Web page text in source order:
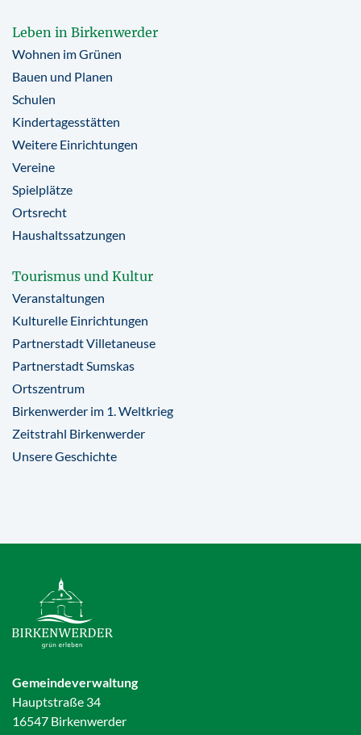
Leben in Birkenwerder
Wohnen im Grünen
Bauen und Planen
Schulen
Kindertagesstätten
Weitere Einrichtungen
Vereine
Spielplätze
Ortsrecht
Haushaltssatzungen
Tourismus und Kultur
Veranstaltungen
Kulturelle Einrichtungen
Partnerstadt Villetaneuse
Partnerstadt Sumskas
Ortszentrum
Birkenwerder im 1. Weltkrieg
Zeitstrahl Birkenwerder
Unsere Geschichte
Gemeindeverwaltung
Hauptstraße 34
16547 Birkenwerder